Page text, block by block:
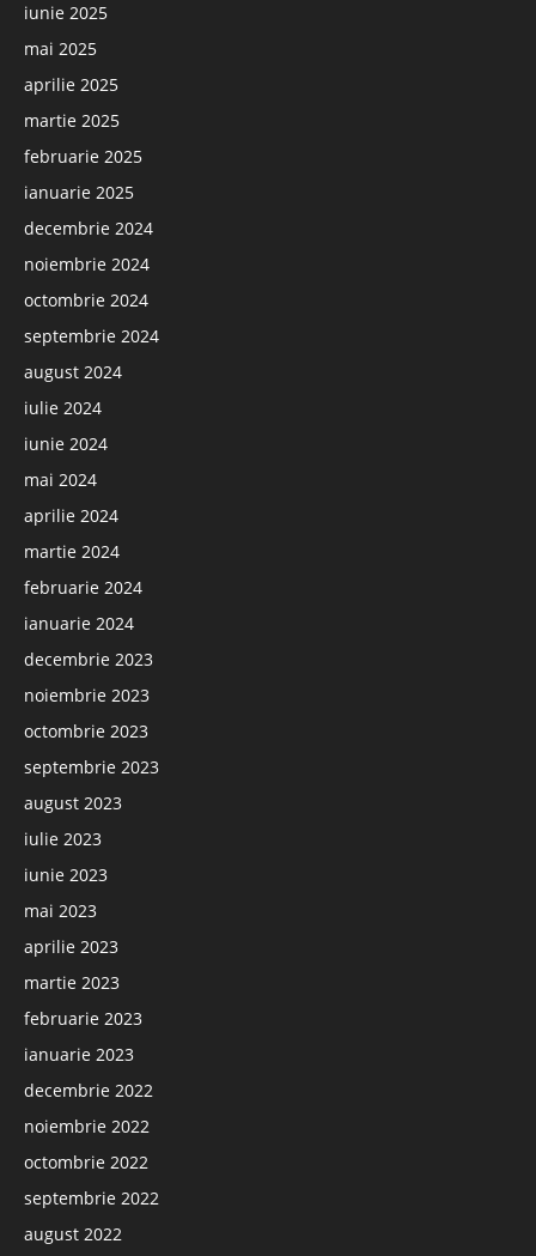
iunie 2025
mai 2025
aprilie 2025
martie 2025
februarie 2025
ianuarie 2025
decembrie 2024
noiembrie 2024
octombrie 2024
septembrie 2024
august 2024
iulie 2024
iunie 2024
mai 2024
aprilie 2024
martie 2024
februarie 2024
ianuarie 2024
decembrie 2023
noiembrie 2023
octombrie 2023
septembrie 2023
august 2023
iulie 2023
iunie 2023
mai 2023
aprilie 2023
martie 2023
februarie 2023
ianuarie 2023
decembrie 2022
noiembrie 2022
octombrie 2022
septembrie 2022
august 2022